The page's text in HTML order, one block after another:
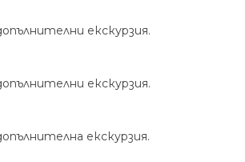
екскурзия.
екскурзия.
екскурзия.